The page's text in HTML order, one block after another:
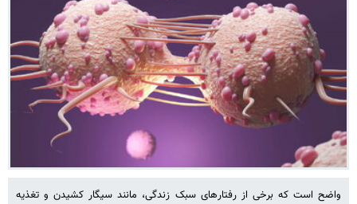
واضح است که برخی از رفتارهای سبک زندگی، مانند سیگار کشیدن و تغذیه